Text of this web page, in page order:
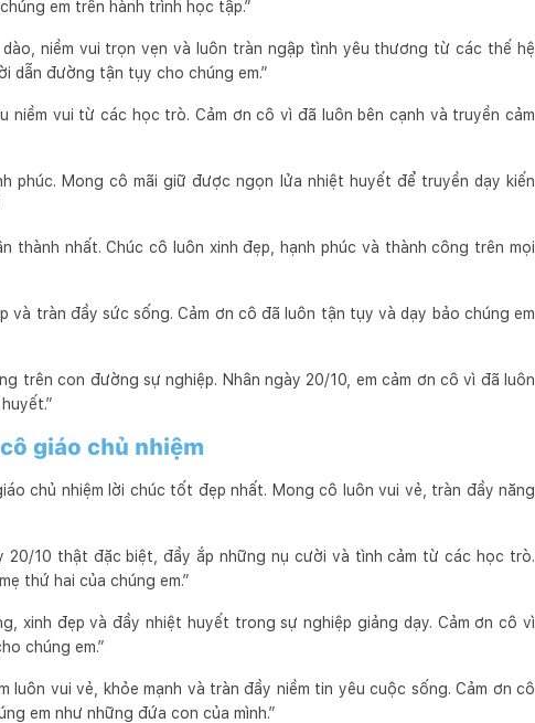
em trên hành trình học tập.”
niềm vui trọn vẹn và luôn tràn ngập tình yêu thương từ các thế hệ
dẫn đường tận tụy cho chúng em.”
niềm vui từ các học trò. Cảm ơn cô vì đã luôn bên cạnh và truyền cảm
phúc. Mong cô mãi giữ được ngọn lửa nhiệt huyết để truyền dạy kiến
thành nhất. Chúc cô luôn xinh đẹp, hạnh phúc và thành công trên mọi
và tràn đầy sức sống. Cảm ơn cô đã luôn tận tụy và dạy bảo chúng em
trên con đường sự nghiệp. Nhân ngày 20/10, em cảm ơn cô vì đã luôn
giáo chủ nhiệm
chủ nhiệm lời chúc tốt đẹp nhất. Mong cô luôn vui vẻ, tràn đầy năng
20/10 thật đặc biệt, đầy ắp những nụ cười và tình cảm từ các học trò.
thứ hai của chúng em.”
xinh đẹp và đầy nhiệt huyết trong sự nghiệp giảng dạy. Cảm ơn cô vì
chúng em.”
luôn vui vẻ, khỏe mạnh và tràn đầy niềm tin yêu cuộc sống. Cảm ơn cô
em như những đứa con của mình.”